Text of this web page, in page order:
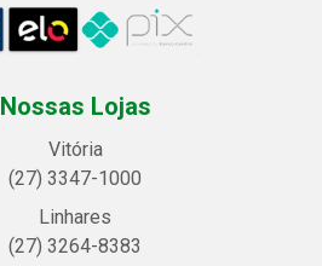
Nossas Lojas
Vitória
(27) 3347-1000
Linhares
(27) 3264-8383